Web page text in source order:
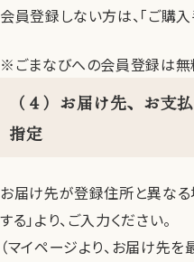
会員登録しない方は、「ご購
※ごまなびへの会員登録は無
（４）お届け先、お支
指定
お届け先が登録住所と異なる
する」より、ご入力ください。
（マイページより、お届け先